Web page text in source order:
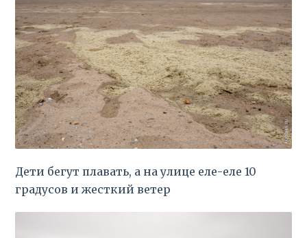
Дети бегут плавать, а на улице еле-еле 10
градусов и жесткий ветер